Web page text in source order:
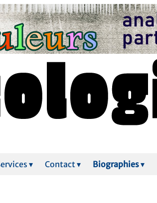
▾ Contact ▾ Biographies▾